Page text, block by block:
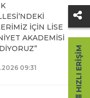
İÇİN LİSE
AKADEMİSİ
09:31 HIZLI ERIŞIM